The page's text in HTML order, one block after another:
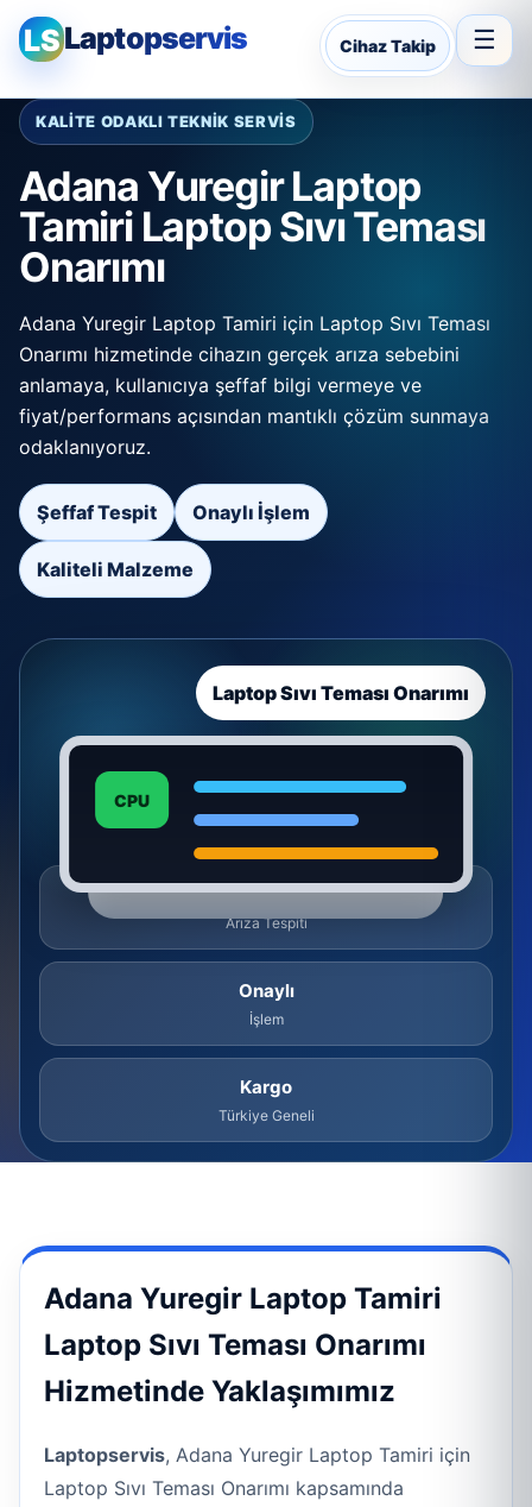
LSLaptopservis Cihaz Takip ☰
KALİTE ODAKLI TEKNİK SERVİS
Adana Yuregir Laptop
Tamiri Laptop Sıvı Teması
Onarımı
Adana Yuregir Laptop Tamiri için Laptop Sıvı Teması
Onarımı hizmetinde cihazın gerçek arıza sebebini
anlamaya, kullanıcıya şeffaf bilgi vermeye ve
fiyat/performans açısından mantıklı çözüm sunmaya
odaklanıyoruz.
Şeffaf Tespit Onaylı İşlem
Kaliteli Malzeme
CPU
Laptop Sıvı Teması Onarımı
Ücretsiz
Arıza Tespiti
Onaylı
İşlem
Kargo
Türkiye Geneli
Adana Yuregir Laptop Tamiri
Laptop Sıvı Teması Onarımı
Hizmetinde Yaklaşımımız
Laptopservis, Adana Yuregir Laptop Tamiri için
Laptop Sıvı Teması Onarımı kapsamında